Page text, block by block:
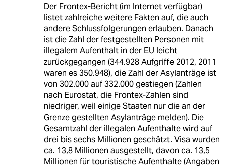
Der Frontex-Bericht (im Internet verfügbar)
listet zahlreiche weitere Fakten auf, die auch
andere Schlussfolgerungen erlauben. Danach
ist die Zahl der festgestellten Personen mit
illegalem Aufenthalt in der EU leicht
zurückgegangen (344.928 Aufgriffe 2012, 2011
waren es 350.948), die Zahl der Asylanträge ist
von 302.000 auf 332.000 gestiegen (Zahlen
nach Eurostat, die Frontex-Zahlen sind
niedriger, weil einige Staaten nur die an der
Grenze gestellten Asylanträge melden). Die
Gesamtzahl der illegalen Aufenthalte wird auf
drei bis sechs Millionen geschätzt. Visa wurden
ca. 13,8 Millionen ausgestellt, davon ca. 13,5
Millionen für touristische Aufenthalte (Angaben